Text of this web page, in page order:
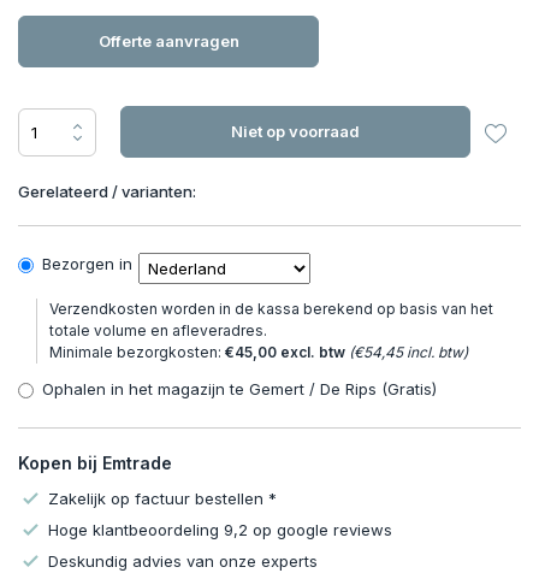
Offerte aanvragen
Niet op voorraad
Gerelateerd / varianten:
Bezorgen in
Verzendkosten worden in de kassa berekend op basis van het
totale volume en afleveradres.
Minimale bezorgkosten: €45,00 excl. btw (€54,45 incl. btw)
Ophalen in het magazijn te Gemert / De Rips (Gratis)
Kopen bij Emtrade
Zakelijk op factuur bestellen *
Hoge klantbeoordeling 9,2 op google reviews
Deskundig advies van onze experts